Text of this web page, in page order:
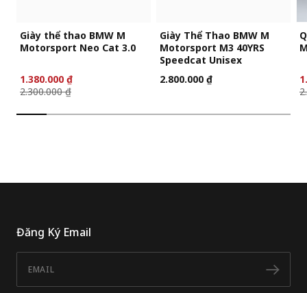
Giày thể thao BMW M
Motorsport Neo Cat 3.0
1.380.000 ₫
2.300.000 ₫
Giày Thể Thao BMW M
Motorsport M3 40YRS
Speedcat Unisex
2.800.000 ₫
Đăng Ký Email